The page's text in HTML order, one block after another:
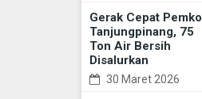
Gerak Cepat Pemko
Tanjungpinang, 75
Ton Air Bersih
Disalurkan
30 Maret 2026